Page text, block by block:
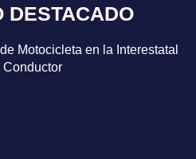
DESTACADO
Motocicleta en la Interestatal
Conductor